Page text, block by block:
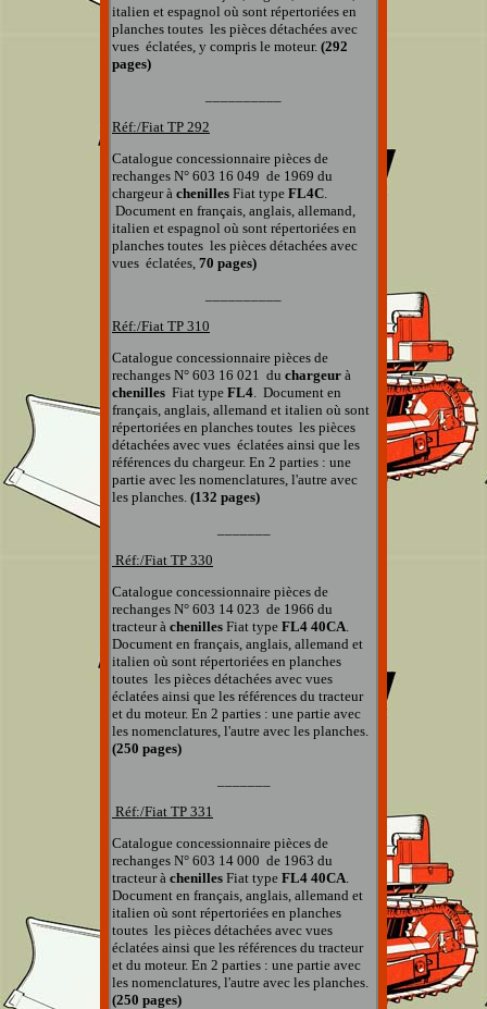
italien et espagnol où sont répertoriées en
planches toutes les pièces détachées avec
vues éclatées, y compris le moteur. (292
pages)
Réf:/Fiat TP 292
Catalogue concessionnaire pièces de
rechanges N° 603 16 049 de 1969 du
chargeur à chenilles Fiat type FL4C.
Document en français, anglais, allemand,
italien et espagnol où sont répertoriées en
planches toutes les pièces détachées avec
vues éclatées, 70 pages)
Réf:/Fiat TP 310
Catalogue concessionnaire pièces de
rechanges N° 603 16 021 du chargeur à
chenilles Fiat type FL4. Document en
français, anglais, allemand et italien où sont
répertoriées en planches toutes les pièces
détachées avec vues éclatées ainsi que les
références du chargeur. En 2 parties : une
partie avec les nomenclatures, l'autre avec
les planches. (132 pages)
Réf:/Fiat TP 330
Catalogue concessionnaire pièces de
rechanges N° 603 14 023 de 1966 du
tracteur à chenilles Fiat type FL4 40CA.
Document en français, anglais, allemand et
italien où sont répertoriées en planches
toutes les pièces détachées avec vues
éclatées ainsi que les références du tracteur
et du moteur. En 2 parties : une partie avec
les nomenclatures, l'autre avec les planches.
(250 pages)
Réf:/Fiat TP 331
Catalogue concessionnaire pièces de
rechanges N° 603 14 000 de 1963 du
tracteur à chenilles Fiat type FL4 40CA.
Document en français, anglais, allemand et
italien où sont répertoriées en planches
toutes les pièces détachées avec vues
éclatées ainsi que les références du tracteur
et du moteur. En 2 parties : une partie avec
les nomenclatures, l'autre avec les planches.
(250 pages)